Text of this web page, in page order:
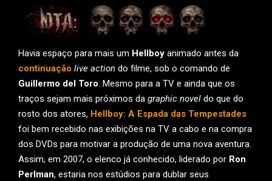
Havia espaço para mais um Hellboy animado antes da
continuação live action do filme, sob o comando de
Guillermo del Toro. Mesmo para a TV e ainda que os
traços sejam mais próximos da graphic novel do que do
rosto dos atores, Hellboy: A Espada das Tempestades
foi bem recebido nas exibições na TV a cabo e na compra
dos DVDs para motivar a produção de uma nova aventura.
Assim, em 2007, o elenco já conhecido, liderado por Ron
Perlman, estaria nos estúdios para dublar seus